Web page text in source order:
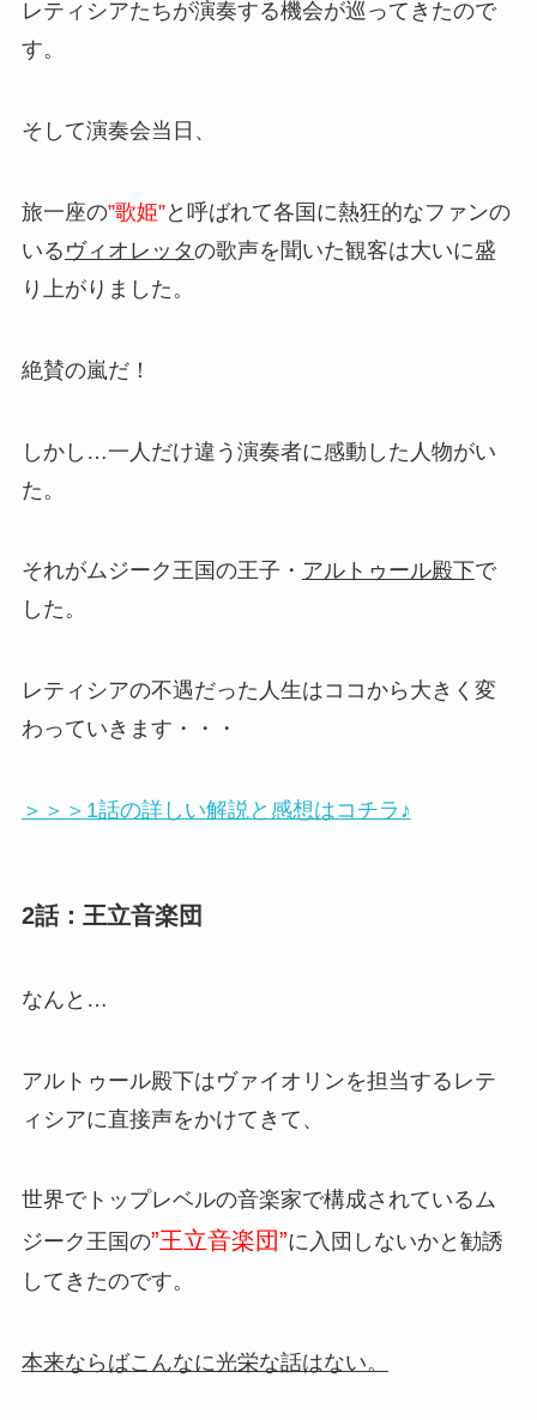
レティシアたちが演奏する機会が巡ってきたので
す。
そして演奏会当日、
旅一座の”歌姫”と呼ばれて各国に熱狂的なファンの
いる ヴィオレッタの歌声を聞いた観客は大いに盛
り上がりました。
絶賛の嵐だ！
しかし…一人だけ違う演奏者に感動した人物がい
た。
それがムジーク王国の王子・ アルトゥール殿下で
した。
レティシアの不遇だった人生はココから大きく変
わっていきます・・・
＞＞＞1話の詳しい解説と感想はコチラ♪
2話：王立音楽団
なんと…
アルトゥール殿下はヴァイオリンを担当するレテ
ィシアに直接声をかけてきて、
世界でトップレベルの音楽家で構成されているム
ジーク王国の”王立音楽団”に入団しないかと勧誘
してきたのです。
本来ならばこんなに光栄な話はない。